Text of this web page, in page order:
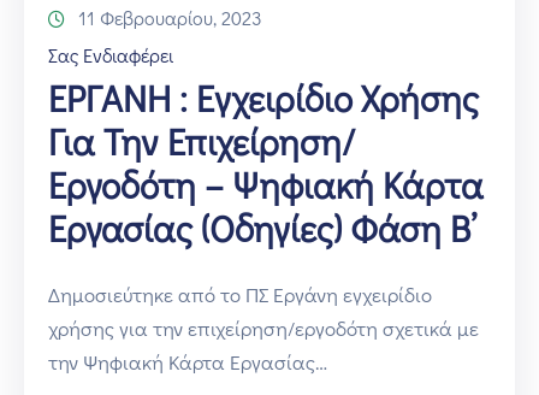
11 Φεβρουαρίου, 2023
Σας Ενδιαφέρει
ΕΡΓΑΝΗ : Εγχειρίδιο Χρήσης
Για Την Επιχείρηση/
Εργοδότη – Ψηφιακή Κάρτα
Εργασίας (Οδηγίες) Φάση Β’
Δημοσιεύτηκε από το ΠΣ Εργάνη εγχειρίδιο
χρήσης για την επιχείρηση/εργοδότη σχετικά με
την Ψηφιακή Κάρτα Εργασίας…